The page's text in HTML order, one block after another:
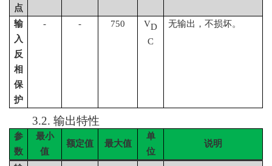
点
输
入
反
相
保
护
- - 750 VD
C
无输出，不损坏。
3.2. 输出特性
参
数
最小
值
额定值 最大值
单
位
说明